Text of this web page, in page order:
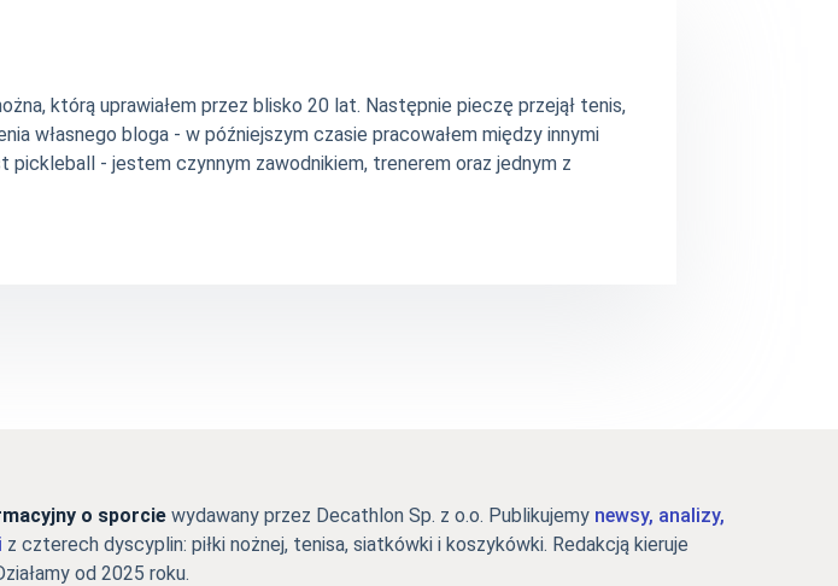
którą uprawiałem przez blisko 20 lat. Następnie pieczę przejął tenis,
własnego bloga - w późniejszym czasie pracowałem między innymi
- jestem czynnym zawodnikiem, trenerem oraz jednym z
o sporciewydawany przez Decathlon Sp. z o.o. Publikujemy newsy, analizy,
z czterech dyscyplin: piłki nożnej, tenisa, siatkówki i koszykówki. Redakcją kieruje
od 2025 roku.